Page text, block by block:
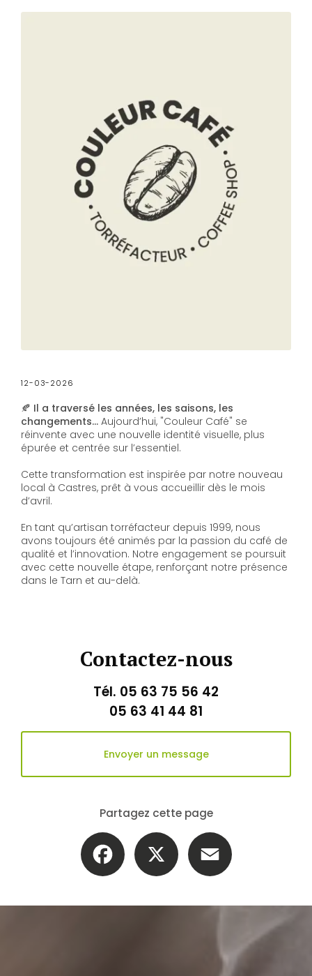
12-03-2026
🍂 Il a traversé les années, les saisons, les
changements… Aujourd’hui, "Couleur Café" se
réinvente avec une nouvelle identité visuelle, plus
épurée et centrée sur l’essentiel.
Cette transformation est inspirée par notre nouveau
local à Castres, prêt à vous accueillir dès le mois
d’avril.
En tant qu’artisan torréfacteur depuis 1999, nous
avons toujours été animés par la passion du café de
qualité et l’innovation. Notre engagement se poursuit
avec cette nouvelle étape, renforçant notre présence
dans le Tarn et au-delà.
Contactez-nous
Tél. 05 63 75 56 42
05 63 41 44 81
Envoyer un message
Partagez cette page
Facebook